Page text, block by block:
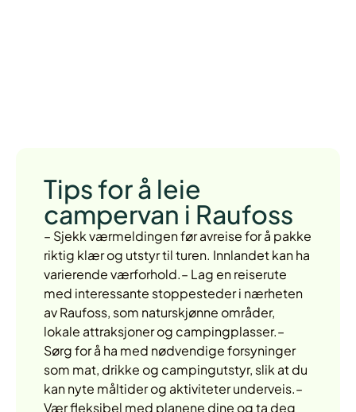
Tips for å leie
campervan i Raufoss
– Sjekk værmeldingen før avreise for å pakke
riktig klær og utstyr til turen. Innlandet kan ha
varierende værforhold.– Lag en reiserute
med interessante stoppesteder i nærheten
av Raufoss, som naturskjønne områder,
lokale attraksjoner og campingplasser.–
Sørg for å ha med nødvendige forsyninger
som mat, drikke og campingutstyr, slik at du
kan nyte måltider og aktiviteter underveis.–
Vær fleksibel med planene dine og ta deg